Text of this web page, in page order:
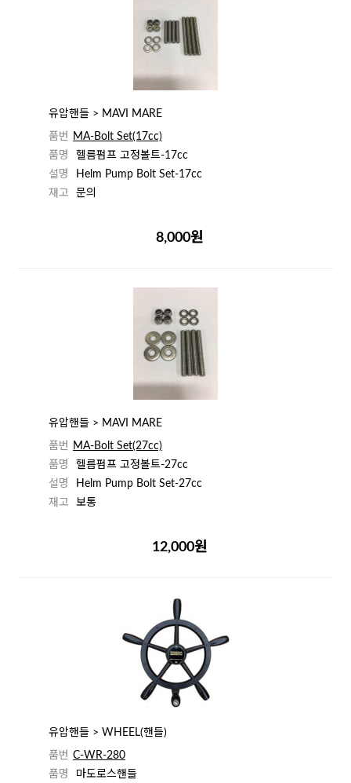
유압핸들 > MAVI MARE
품번
MA-Bolt Set(17cc)
품명
헬름펌프 고정볼트-17cc
설명
Helm Pump Bolt Set-17cc
재고
문의
8,000원
유압핸들 > MAVI MARE
품번
MA-Bolt Set(27cc)
품명
헬름펌프 고정볼트-27cc
설명
Helm Pump Bolt Set-27cc
재고
보통
12,000원
유압핸들 > WHEEL(핸들)
품번 C-WR-280
품명
마도로스핸들